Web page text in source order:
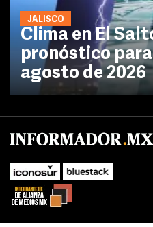
JALISCO
Clima en El
pronóstico
agosto de 2026